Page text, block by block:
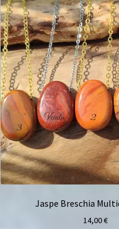
Jaspe Breschia
14,00€